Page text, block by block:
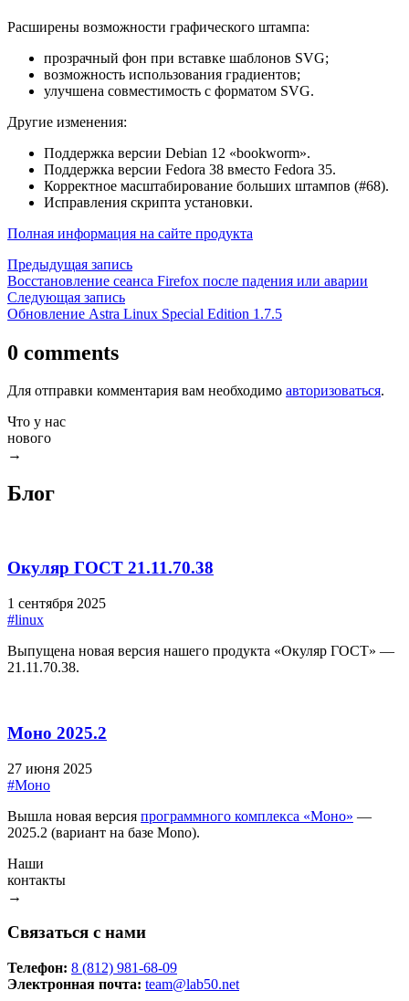
Расширены возможности графического штампа:
прозрачный фон при вставке шаблонов SVG;
возможность использования градиентов;
улучшена совместимость с форматом SVG.
Другие изменения:
Поддержка версии Debian 12 «bookworm».
Поддержка версии Fedora 38 вместо Fedora 35.
Корректное масштабирование больших штампов (#68).
Исправления скрипта установки.
Полная информация на сайте продукта
Навигация
по
записям
Предыдущая записьПредыдущая
запись:
Восстановление сеанса Firefox после падения или аварии
Следующая записьСледующая
запись:
Обновление Astra Linux Special Edition 1.7.5
0 comments
Для отправки комментария вам необходимо авторизоваться.
Что у нас
нового
→
Блог
Окуляр ГОСТ 21.11.70.38
1 сентября 2025
#linux
Выпущена новая версия нашего продукта «Окуляр ГОСТ» —
21.11.70.38.
Моно 2025.2
27 июня 2025
#Моно
Вышла новая версия программного комплекса «Моно» —
2025.2 (вариант на базе Mono).
Наши
контакты
→
Связаться с нами
Телефон: 8 (812) 981-68-09
Электронная почта: team@lab50.net